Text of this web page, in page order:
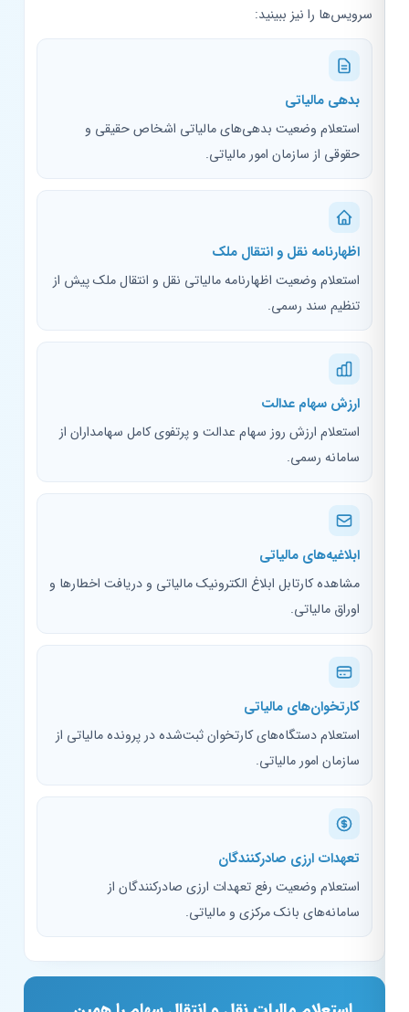
سرویس‌ها را نیز ببینید:
بدهی مالیاتی
استعلام وضعیت بدهی‌های مالیاتی اشخاص حقیقی و
حقوقی از سازمان امور مالیاتی.
اظهارنامه نقل و انتقال ملک
استعلام وضعیت اظهارنامه مالیاتی نقل و انتقال ملک پیش از
تنظیم سند رسمی.
ارزش سهام عدالت
استعلام ارزش روز سهام عدالت و پرتفوی کامل سهامداران از
سامانه رسمی.
ابلاغیه‌های مالیاتی
مشاهده کارتابل ابلاغ الکترونیک مالیاتی و دریافت اخطارها و
اوراق مالیاتی.
کارتخوان‌های مالیاتی
استعلام دستگاه‌های کارتخوان ثبت‌شده در پرونده مالیاتی از
سازمان امور مالیاتی.
تعهدات ارزی صادرکنندگان
استعلام وضعیت رفع تعهدات ارزی صادرکنندگان از
سامانه‌های بانک مرکزی و مالیاتی.